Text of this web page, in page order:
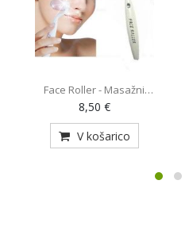
Face Roller - Masažni
pripomoček (AE-820)
8,50 €
V košarico